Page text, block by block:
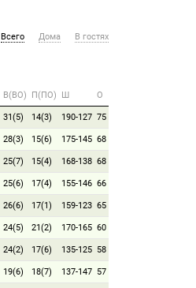
Всего Дома В гостях
В(ВО) П(ПО) Ш О
31(5) 14(3) 190-127 75
28(3) 15(6) 175-145 68
25(7) 15(4) 168-138 68
25(6) 17(4) 155-146 66
26(6) 17(1) 159-123 65
24(5) 21(2) 170-165 60
24(2) 17(6) 135-125 58
19(6) 18(7) 137-147 57